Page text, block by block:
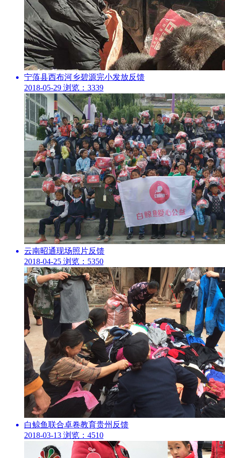
宁蒗县西布河乡碧源完小发放反馈
2018-05-29 浏览：3339
云南昭通现场照片反馈
2018-04-25 浏览：5350
白鲸鱼联合卓卷教育贵州反馈
2018-03-13 浏览：4510